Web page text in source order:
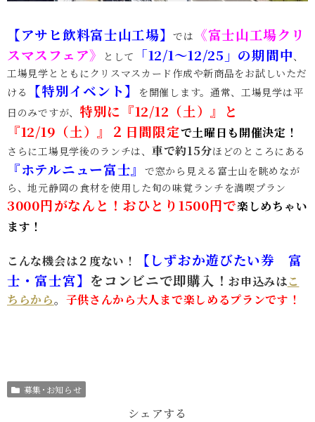
【アサヒ飲料富士山工場】では 《富士山工場クリ
スマスフェア》
として 「12/1～12/25」の期間中、
工場見学とともにクリスマスカード作成や新商品をお試しいただ
ける
【特別イベント】
を開催します。通常、工場見学は平
日のみですが、 特別に『12/12（土）』と
『12/19（土）』２日間限定で土曜日も開催決定！
さらに工場見学後のランチは、 車で約15分ほどのところにある
『ホテルニュー富士』
で窓から見える富士山を眺めなが
ら、地元静岡の食材を使用した旬の味覚ランチを満喫プラン
3000円がなんと！ おひとり1500円で楽しめちゃい
ます！
こんな機会は２度ない！
【しずおか遊びたい券 富
士・富士宮】 をコンビニで即購入！お申込みはこ
ちらから。 子供さんから大人まで楽しめるプランです！
募集･お知らせ
シェアする